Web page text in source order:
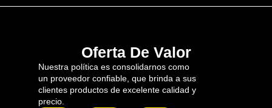
Oferta De Valor
Nuestra política es consolidarnos como
un proveedor confiable, que brinda a sus
clientes productos de excelente calidad y
precio.